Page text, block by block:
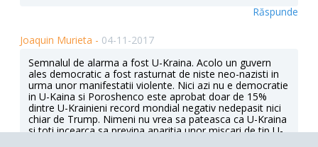
Răspunde
Joaquin Murieta - 04-11-2017
Semnalul de alarma a fost U-Kraina. Acolo un guvern
ales democratic a fost rasturnat de niste neo-nazisti in
urma unor manifestatii violente. Nici azi nu e democratie
in U-Kaina si Poroshenco este aprobat doar de 15%
dintre U-Krainieni record mondial negativ nedepasit nici
chiar de Trump. Nimeni nu vrea sa pateasca ca U-Kraina
si toti incearca sa previna aparitia unor miscari de tip U-